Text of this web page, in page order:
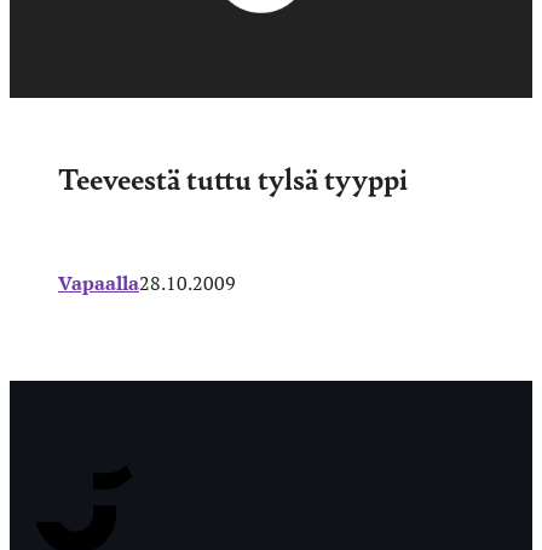
Teeveestä tuttu tylsä tyyppi
Vapaalla28.10.2009